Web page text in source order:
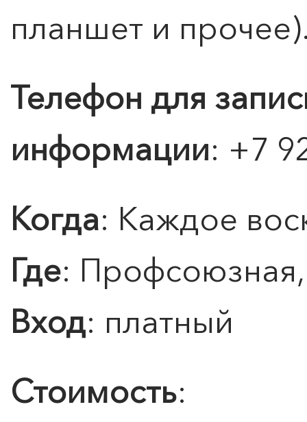
планшет и
Телефон для
информации: +7
Когда: Каждое
Где:
Вход: платный
Стоимость: